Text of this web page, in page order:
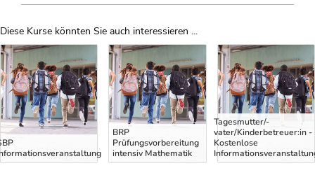
Diese Kurse könnten Sie auch interessieren ...
Uber Weiterbildungsvorschläge
BRP
Prüfungsvorbereitung
intensiv Mathematik
Tagesmutter/-
vater/Kinderbetreuer:in -
Kostenlose